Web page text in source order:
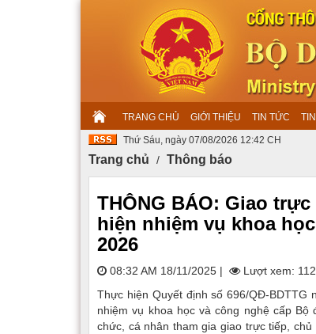
TRANG CHỦ GIỚI THIỆU TIN TỨC
Thứ Sáu, ngày 07/08/2026 12:42 CH
Trang chủ Thông báo
THÔNG BÁO: Giao
hiện nhiệm vụ khoa
2026
08:32 AM 18/11/2025 | Lượt xem:
Thực hiện Quyết định số 696/QĐ-BDTTG
nhiệm vụ khoa học và công nghệ cấp
chức, cá nhân tham gia giao trực tiếp,